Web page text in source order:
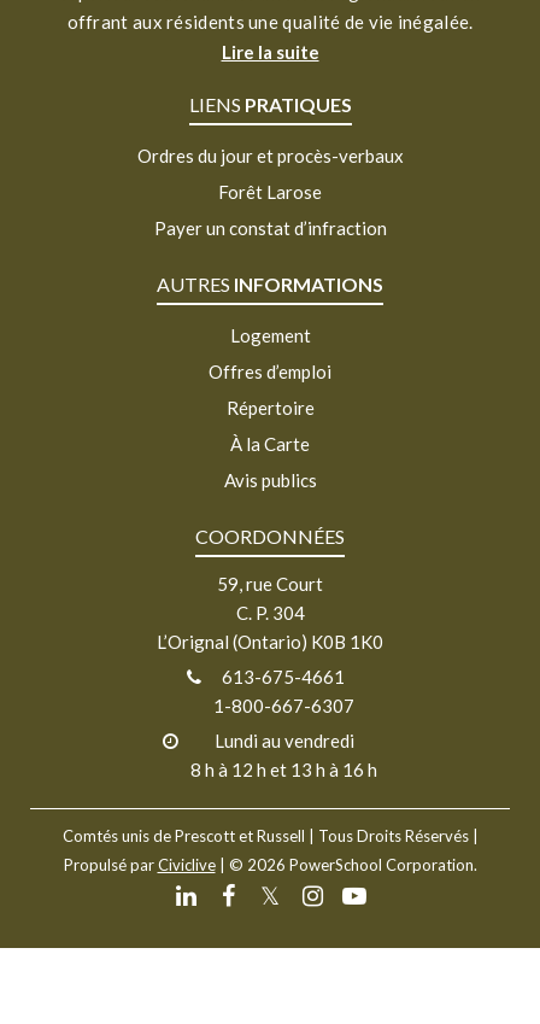
offrant aux résidents une qualité de vie inégalée.
Lire la suite
LIENS PRATIQUES
Ordres du jour et procès-verbaux
Forêt Larose
Payer un constat d’infraction
AUTRES INFORMATIONS
Logement
Offres d’emploi
Répertoire
À la Carte
Avis publics
COORDONNÉES
59, rue Court
C. P. 304
L’Orignal (Ontario) K0B 1K0
613-675-4661
1-800-667-6307
Lundi au vendredi
8 h à 12 h et 13 h à 16 h
Comtés unis de Prescott et Russell
| Tous Droits Réservés |
Propulsé parCiviclive| © 2026 PowerSchool Corporation.
𝕏